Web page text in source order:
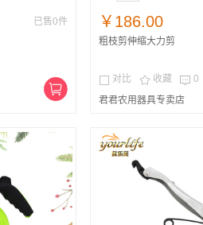
已售0件
￥186.00
粗枝剪伸缩大力剪
对比  收藏  0
君君农用器具专卖店